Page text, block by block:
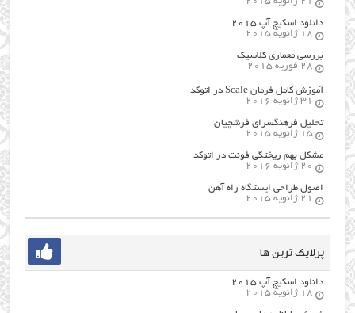
دانلود اسکیچ آپ ۲۰۱۵
18 ژانویه 2015
بررسی معماری کلاسیک
28 فوریه 2015
آموزش کامل فرمان Scale در اتوکد
31 ژانویه 2016
تحلیل فرهنگسرای فرشچیان
15 ژانویه 2015
مشکل بهم ریختگی فونت در اتوکد
20 ژانویه 2016
اصول طراحي ایستگاه راه آهن
21 ژانویه 2015
پرلایک ترین ها
دانلود اسکیچ آپ ۲۰۱۵
18 ژانویه 2015